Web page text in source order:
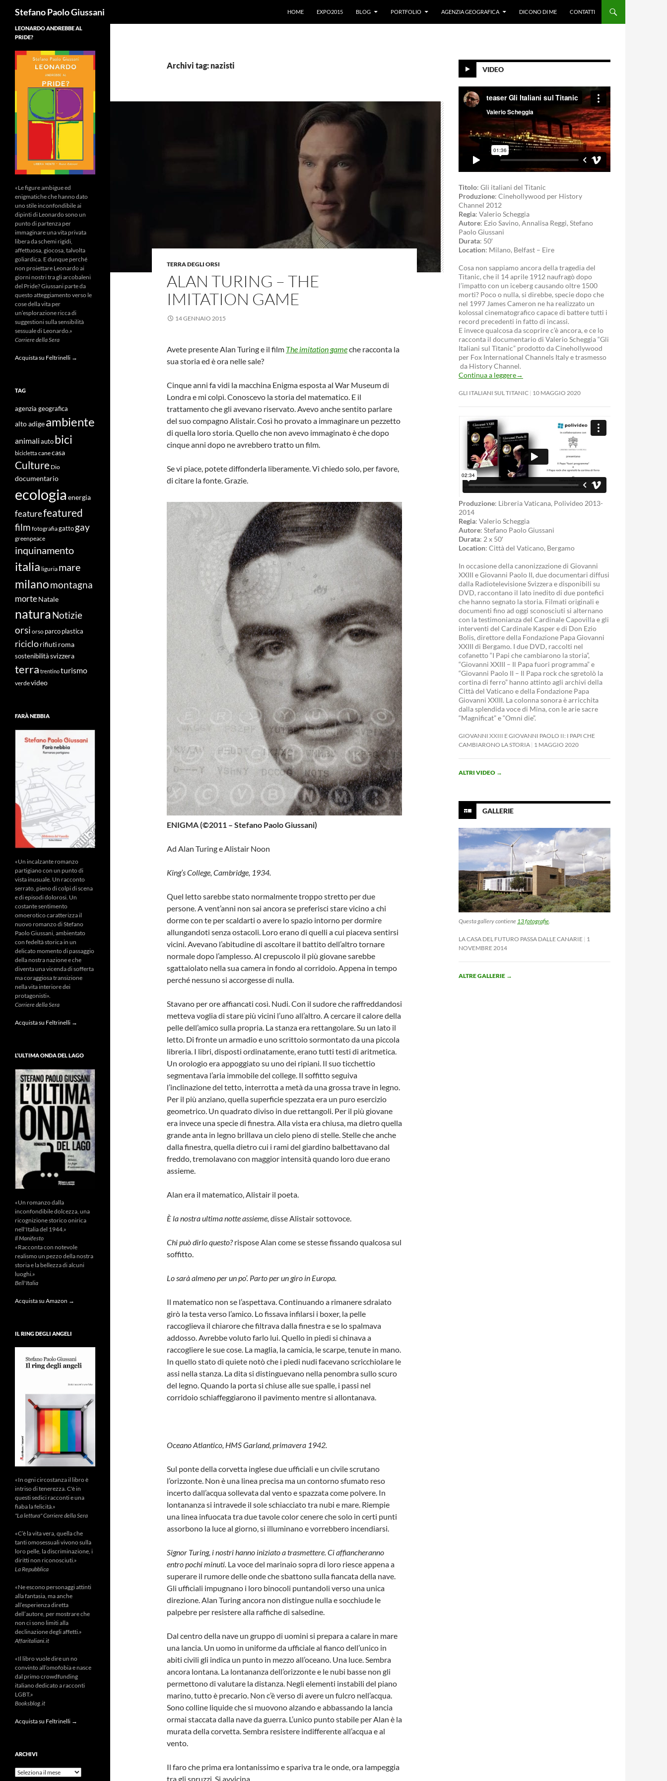
Stefano Paolo Giussani
HOME
EXPO2015 BLOG PORTFOLIO AGENZIA GEOGRAFICA DICONO DI ME CONTATTI
Archivi tag: nazisti
TERRA DEGLI ORSI
ALAN TURING – THE
IMITATION GAME
14 GENNAIO 2015
Avete presente Alan Turing e il film The imitation gameche racconta la
sua storia ed è ora nelle sale?
Cinque anni fa vidi la macchina Enigma esposta al War Museum di
Londra e mi colpì. Conoscevo la storia del matematico. E il
trattamento che gli avevano riservato. Avevo anche sentito parlare
del suo compagno Alistair. Così ho provato a immaginare un pezzetto
di quella loro storia. Quello che non avevo immaginato è che dopo
cinque anni dopo ne avrebbero tratto un film.
Se vi piace, potete diffonderla liberamente. Vi chiedo solo, per favore,
di citare la fonte. Grazie.
ENIGMA (©2011 – Stefano Paolo Giussani)
Ad Alan Turing e Alistair Noon
King’s College, Cambridge, 1934.
Quel letto sarebbe stato normalmente troppo stretto per due
persone. A vent’anni non sai ancora se preferisci stare vicino a chi
dorme con te per scaldarti o avere lo spazio intorno per dormire
allungandoti senza ostacoli. Loro erano di quelli a cui piaceva sentirsi
vicini. Avevano l’abitudine di ascoltare il battito dell’altro tornare
normale dopo l’amplesso. Al crepuscolo il più giovane sarebbe
sgattaiolato nella sua camera in fondo al corridoio. Appena in tempo
perché nessuno si accorgesse di nulla.
Stavano per ore affiancati così. Nudi. Con il sudore che raffreddandosi
metteva voglia di stare più vicini l’uno all’altro. A cercare il calore della
pelle dell’amico sulla propria. La stanza era rettangolare. Su un lato il
letto. Di fronte un armadio e uno scrittoio sormontato da una piccola
libreria. I libri, disposti ordinatamente, erano tutti testi di aritmetica.
Un orologio era appoggiato su uno dei ripiani. Il suo ticchettio
segmentava l’aria immobile del college. Il soffitto seguiva
l’inclinazione del tetto, interrotta a metà da una grossa trave in legno.
Per il più anziano, quella superficie spezzata era un puro esercizio
geometrico. Un quadrato diviso in due rettangoli. Per il più giovane
era invece una specie di finestra. Alla vista era chiusa, ma dietro quella
grande anta in legno brillava un cielo pieno di stelle. Stelle che anche
dalla finestra, quella dietro cui i rami del giardino balbettavano dal
freddo, tremolavano con maggior intensità quando loro due erano
assieme.
Alan era il matematico, Alistair il poeta.
È la nostra ultima notte assieme, disse Alistair sottovoce.
Chi può dirlo questo?rispose Alan come se stesse fissando qualcosa sul
soffitto.
Lo sarà almeno per un po’. Parto per un giro in Europa.
Il matematico non se l’aspettava. Continuando a rimanere sdraiato
girò la testa verso l’amico. Lo fissava infilarsi i boxer, la pelle
raccoglieva il chiarore che filtrava dalla finestra e se lo spalmava
addosso. Avrebbe voluto farlo lui. Quello in piedi si chinava a
raccogliere le sue cose. La maglia, la camicia, le scarpe, tenute in mano.
In quello stato di quiete notò che i piedi nudi facevano scricchiolare le
assi nella stanza. La dita si distinguevano nella penombra sullo scuro
del legno. Quando la porta si chiuse alle sue spalle, i passi nel
corridoio schiaffeggiarono il pavimento mentre si allontanava.
Oceano Atlantico, HMS Garland, primavera 1942.
Sul ponte della corvetta inglese due ufficiali e un civile scrutano
l’orizzonte. Non è una linea precisa ma un contorno sfumato reso
incerto dall’acqua sollevata dal vento e spazzata come polvere. In
lontananza si intravede il sole schiacciato tra nubi e mare. Riempie
una linea infuocata tra due tavole color cenere che solo in certi punti
assorbono la luce al giorno, si illuminano e vorrebbero incendiarsi.
Signor Turing, i nostri hanno iniziato a trasmettere. Ci affiancheranno
entro pochi minuti. La voce del marinaio sopra di loro riesce appena a
superare il rumore delle onde che sbattono sulla fiancata della nave.
Gli ufficiali impugnano i loro binocoli puntandoli verso una unica
direzione. Alan Turing ancora non distingue nulla e socchiude le
palpebre per resistere alla raffiche di salsedine.
Dal centro della nave un gruppo di uomini si prepara a calare in mare
una lancia. Un uomo in uniforme da ufficiale al fianco dell’unico in
abiti civili gli indica un punto in mezzo all’oceano. Una luce. Sembra
ancora lontana. La lontananza dell’orizzonte e le nubi basse non gli
permettono di valutare la distanza. Negli elementi instabili del piano
marino, tutto è precario. Non c’è verso di avere un fulcro nell’acqua.
Sono colline liquide che si muovono alzando e abbassando la lancia
ormai staccata dalla nave da guerra. L’unico punto stabile per Alan è la
murata della corvetta. Sembra resistere indifferente all’acqua e al
vento.
Il faro che prima era lontanissimo e spariva tra le onde, ora lampeggia
tra gli spruzzi. Si avvicina.
VIDEO
Titolo: Gli italiani del Titanic
Produzione: Cinehollywood per History
Channel 2012
Regia: Valerio Scheggia
Autore: Ezio Savino, Annalisa Reggi, Stefano
Paolo Giussani
Durata: 50′
Location: Milano, Belfast – Eire
Cosa non sappiamo ancora della tragedia del
Titanic, che il 14 aprile 1912 naufragò dopo
l’impatto con un iceberg causando oltre 1500
morti? Poco o nulla, si direbbe, specie dopo che
nel 1997 James Cameron ne ha realizzato un
kolossal cinematografico capace di battere tutti i
record precedenti in fatto di incassi.
E invece qualcosa da scoprire c’è ancora, e ce lo
racconta il documentario di Valerio Scheggia “Gli
Italiani sul Titanic” prodotto da Cinehollywood
per Fox International Channels Italy e trasmesso
da History Channel.
Continua a leggere→
GLI ITALIANI SUL TITANIC 10 MAGGIO 2020
Produzione: Libreria Vaticana, Polivideo 2013-
2014
Regia: Valerio Scheggia
Autore: Stefano Paolo Giussani
Durata: 2 x 50′
Location: Città del Vaticano, Bergamo
In occasione della canonizzazione di Giovanni
XXIII e Giovanni Paolo II, due documentari diffusi
dalla Radiotelevisione Svizzera e disponibili su
DVD, raccontano il lato inedito di due pontefici
che hanno segnato la storia. Filmati originali e
documenti fino ad oggi sconosciuti si alternano
con la testimonianza del Cardinale Capovilla e gli
interventi del Cardinale Kasper e di Don Ezio
Bolis, direttore della Fondazione Papa Giovanni
XXIII di Bergamo. I due DVD, raccolti nel
cofanetto “I Papi che cambiarono la storia”,
“Giovanni XXIII – Il Papa fuori programma” e
“Giovanni Paolo II – Il Papa rock che sgretolò la
cortina di ferro” hanno attinto agli archivi della
Città del Vaticano e della Fondazione Papa
Giovanni XXIII. La colonna sonora è arricchita
dalla splendida voce di Mina, con le arie sacre
“Magnificat” e “Omni die”.
GIOVANNI XXIII E GIOVANNI PAOLO II: I PAPI CHE
CAMBIARONO LA STORIA 1 MAGGIO 2020
ALTRI VIDEO →
GALLERIE
Questa gallery contiene 13 fotografie.
LA CASA DEL FUTURO PASSA DALLE CANARIE 1
NOVEMBRE 2014
ALTRE GALLERIE →
LEONARDO ANDREBBE AL
PRIDE?
«Le figure ambigue ed
enigmatiche che hanno dato
uno stile inconfondibile ai
dipinti di Leonardo sono un
punto di partenza per
immaginare una vita privata
libera da schemi rigidi,
affettuosa, giocosa, talvolta
goliardica. E dunque perché
non proiettare Leonardo ai
giorni nostri tra gli arcobaleni
del Pride? Giussani parte da
questo atteggiamento verso le
cose della vita per
un’esplorazione ricca di
suggestioni sulla sensibilità
sessuale di Leonardo.»
Corriere della Sera
Acquista su Feltrinelli →
TAG
agenzia geografica
alto adigeambiente
animali auto bici
bicicletta canecasa
Culture Dio
documentario
ecologia energia
featurefeatured
film fotografiagatto gay
greenpeace
inquinamento
italia liguria mare
milanomontagna
morteNatale
naturaNotizie
orsi orso parco plastica
riciclorifiuti roma
sostenibilità svizzera
terra trentinoturismo
verdevideo
FARÀ NEBBIA
«Un incalzante romanzo
partigiano con un punto di
vista inusuale. Un racconto
serrato, pieno di colpi di scena
e di episodi dolorosi. Un
costante sentimento
omoerotico caratterizza il
nuovo romanzo di Stefano
Paolo Giussani, ambientato
con fedeltà storica in un
delicato momento di passaggio
della nostra nazione e che
diventa una vicenda di sofferta
ma coraggiosa transizione
nella vita interiore dei
protagonisti».
Corriere della Sera
Acquista su Feltrinelli →
L’ULTIMA ONDA DEL LAGO
«Un romanzo dalla
inconfondibile dolcezza, una
ricognizione storico onirica
nell'Italia del 1944.»
Il Manifesto
«Racconta con notevole
realismo un pezzo della nostra
storia e la bellezza di alcuni
luoghi.»
Bell'Italia
Acquista su Amazon →
IL RING DEGLI ANGELI
«In ogni circostanza il libro è
intriso di tenerezza. C'è in
questi sedici racconti e una
fiaba la felicità.»
"La lettura" Corriere della Sera
«C’è la vita vera, quella che
tanti omosessuali vivono sulla
loro pelle, la discriminazione, i
diritti non riconosciuti.»
La Repubblica
«Ne escono personaggi attinti
alla fantasia, ma anche
all’esperienza diretta
dell’autore, per mostrare che
non ci sono limiti alla
declinazione degli affetti.»
Affaritaliani.it
«Il libro vuole dire un no
convinto all’omofobia e nasce
dal primo crowdfunding
italiano dedicato a racconti
LGBT.»
Booksblog.it
Acquista su Feltrinelli →
ARCHIVI
Archivi